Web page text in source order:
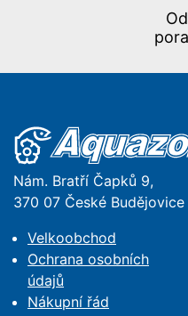
Nám. Bratří Čapků 9,
370 07 České Budějovice
Velkoobchod
Ochrana osobních
údajů
Nákupní řád